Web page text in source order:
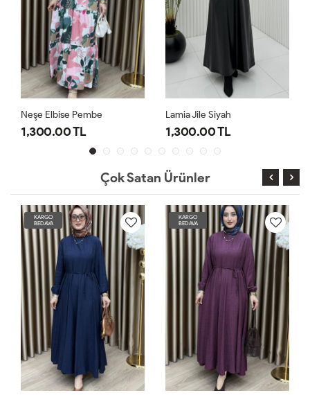
Neşe Elbise Pembe
1,300.00 TL
Lamia Jile Siyah
1,300.00 TL
Çok Satan Ürünler
KARGO
BEDAVA
KARGO
BEDAVA